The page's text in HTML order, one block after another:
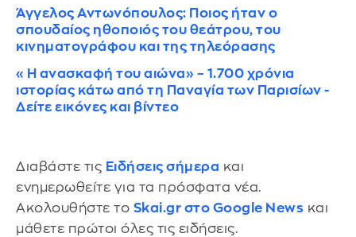
Άγγελος Αντωνόπουλος: Ποιος ήταν ο
σπουδαίος ηθοποιός του θεάτρου, του
κινηματογράφου και της τηλεόρασης
«Η ανασκαφή του αιώνα» – 1.700 χρόνια
ιστορίας κάτω από τη Παναγία των Παρισίων -
Δείτε εικόνες και βίντεο
Διαβάστε τις Ειδήσεις σήμερα και
ενημερωθείτε για τα πρόσφατα νέα.
Ακολουθήστε το Skai.gr στο Google News και
μάθετε πρώτοι όλες τις ειδήσεις.